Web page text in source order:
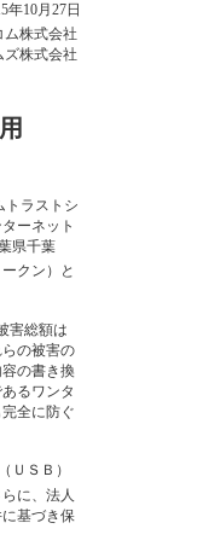
年10月27日
ム株式会社
ズ株式会社
トラストシ
ーネット
県千葉
クン）と
害総額は
の被害の
の書き換
るワンタ
全に防ぐ
ＵＳＢ）
に、法人
基づき保